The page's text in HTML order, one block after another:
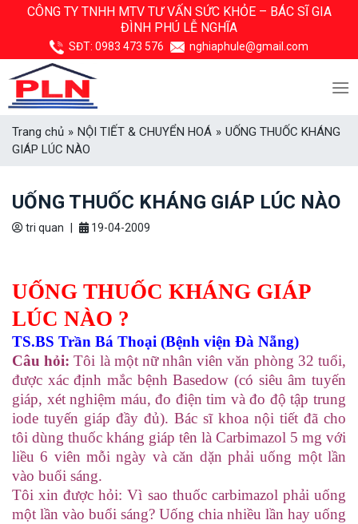
CÔNG TY TNHH MTV TƯ VẤN SỨC KHỎE – BÁC SĨ GIA
ĐÌNH PHÚ LỄ NGHĨA
SĐT: 0983 473 576 nghiaphule@gmail.com
Trang chủ » NỘI TIẾT & CHUYỂN HOÁ » UỐNG THUỐC KHÁNG
GIÁP LÚC NÀO
UỐNG THUỐC KHÁNG GIÁP LÚC NÀO
tri quan 19-04-2009
UỐNG THUỐC KHÁNG GIÁP
LÚC NÀO ?
TS.BS Trần Bá Thoại (Bệnh viện Đà Nẵng)
Câu hỏi: Tôi là một nữ nhân viên văn phòng 32 tuổi,
được xác định mắc bệnh Basedow (có siêu âm tuyến
giáp, xét nghiệm máu, đo điện tim và đo độ tập trung
iode tuyến giáp đầy đủ). Bác sĩ khoa nội tiết đã cho
tôi dùng thuốc kháng giáp tên là Carbimazol 5 mg với
liều 6 viên mỗi ngày và căn dặn phải uống một lần
vào buổi sáng.
Tôi xin được hỏi: Vì sao thuốc carbimazol phải uống
một lần vào buổi sáng? Uống chia nhiều lần hay uống